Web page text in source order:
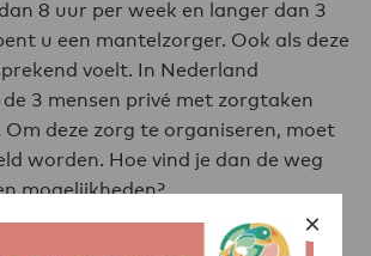
8 uur per week en langer dan 3
u een mantelzorger. Ook als deze
voelt. In Nederland
3 mensen privé met zorgtaken
Om deze zorg te organiseren, moet
worden. Hoe vind je dan de weg
mogelijkheden?
situatie? ×